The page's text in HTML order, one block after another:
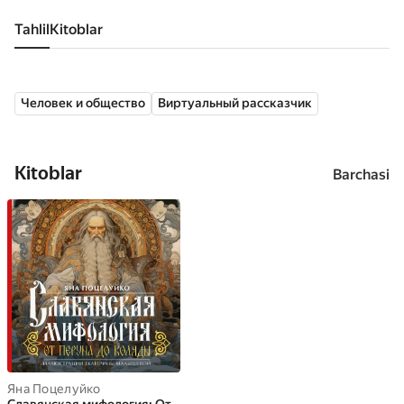
Tahlil kitoblar
Человек и общество Виртуальный рассказчик
Kitoblar Barchasi
Яна Поцелуйко